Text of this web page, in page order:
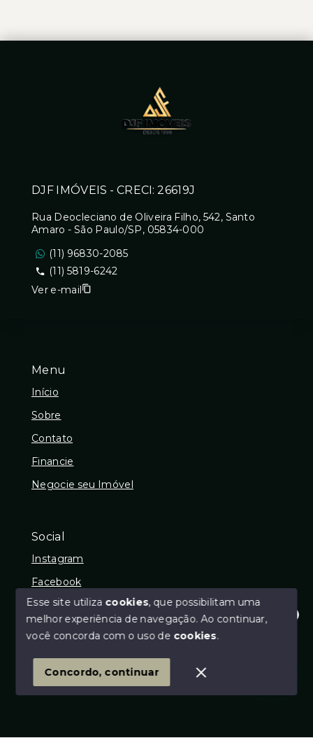
Olá! Estamos disponíveis para te ajudar.
Menu
Início
Sobre
Contato
Financie
Negocie seu Imóvel
Social
Instagram
Facebook
© Copyright 2026 - DJF IMÓVEIS - CRECI: 26619J -
SITE PARA IMOBILIARIA
DJF IMÓVEIS - CRECI: 26619J
Rua Deocleciano de Oliveira Filho, 542, Santo
Amaro - São Paulo/SP, 05834-000
(11) 96830-2085
(11) 5819-6242
Ver e-mail
Esse site utiliza cookies, que possibilitam uma
melhor experiência de navegação.Ao continuar,
você concorda com o uso de cookies.
Concordo, continuar